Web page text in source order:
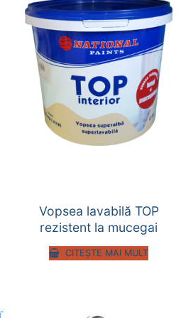
Vopsea lavabilă TOP
rezistent la mucegai
CITEȘTE MAI MULT